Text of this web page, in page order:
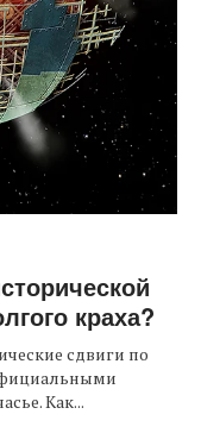
краха?
сдвиги по
Как...